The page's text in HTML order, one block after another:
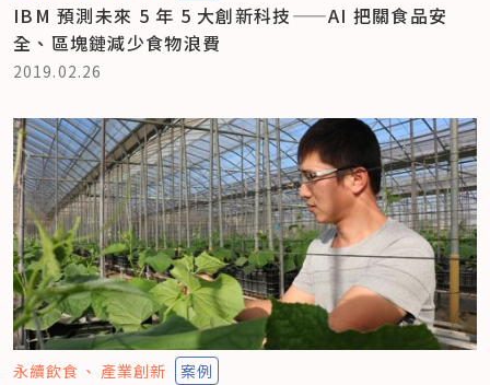
IBM 預測未來 5 年 5 大創新科技——AI 把關食品安
全、區塊鏈減少食物浪費
2019.02.26
永續飲食 產業創新 案例